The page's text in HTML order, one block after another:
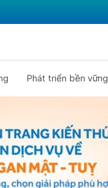
Phát triển bền vững